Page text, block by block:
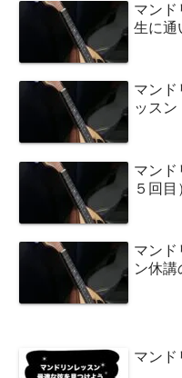
マン
生に通
マン
ッスン
マンド
５回目
マン
ン休講
マンド